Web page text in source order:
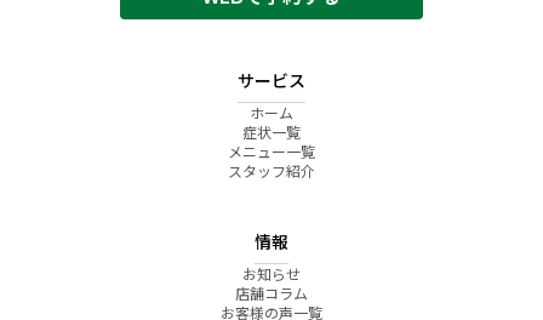
サービス
ホーム
症状一覧
メニュー一覧
スタッフ紹介
情報
お知らせ
店舗コラム
お客様の声一覧